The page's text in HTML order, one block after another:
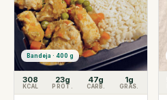
Bandeja · 400 g
308
KCAL
23g
PROT.
47g
CARB.
1g
GRAS.